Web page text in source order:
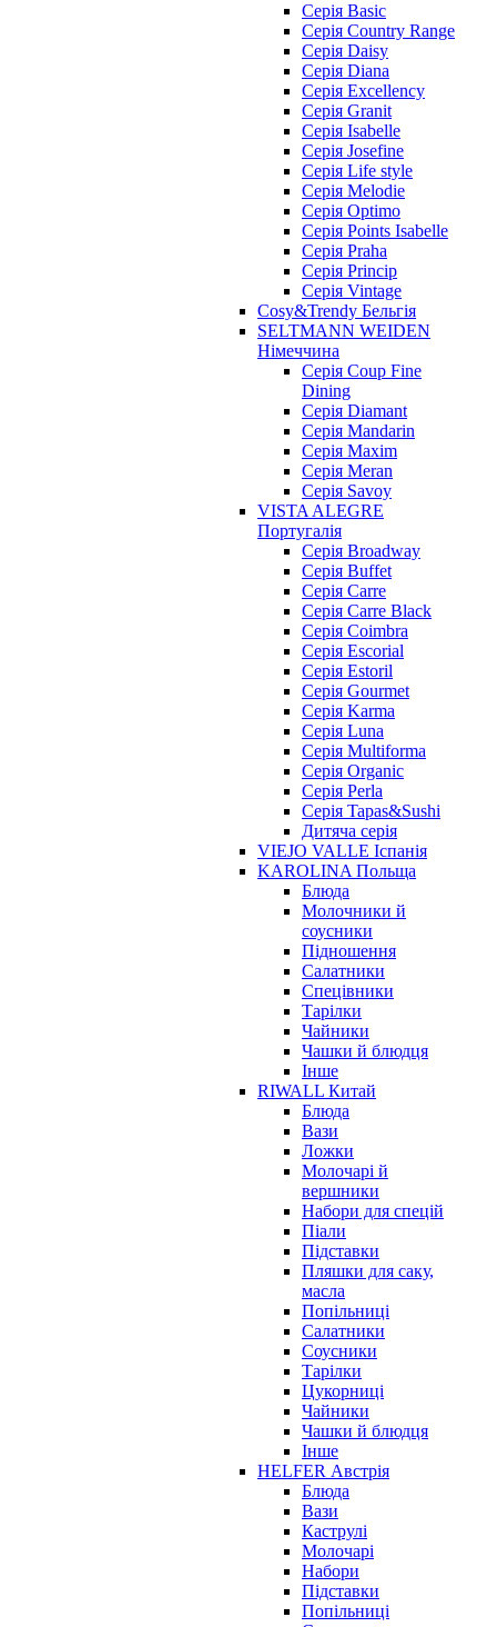
Серія Basic
Серія Country Range
Серія Daisy
Серія Diana
Серія Excellency
Серія Granit
Серія Isabelle
Серія Josefine
Серія Life style
Серія Melodie
Серія Optimo
Серія Points Isabelle
Серія Praha
Серія Princip
Серія Vintage
Cosy&Trendy Бельгія
SELTMANN WEIDEN
Німеччина
Cерія Coup Fine
Dining
Cерія Diamant
Cерія Mandarin
Cерія Maxim
Серія Meran
Серія Savoy
VISTA ALEGRE
Португалія
Серія Broadway
Серія Buffet
Серія Carre
Серія Carre Black
Серія Coimbra
Серія Escorial
Серія Estoril
Серія Gourmet
Серія Karma
Серія Luna
Серія Multiforma
Серія Organic
Серія Perla
Серія Tapas&Sushi
Дитяча серія
VIEJO VALLE Іспанія
KAROLINA Польща
Блюда
Молочники й
соусники
Підношення
Салатники
Спецівники
Тарілки
Чайники
Чашки й блюдця
Інше
RIWALL Китай
Блюда
Вази
Ложки
Молочарі й
вершники
Набори для спецій
Піали
Підставки
Пляшки для саку,
масла
Попільниці
Салатники
Соусники
Тарілки
Цукорниці
Чайники
Чашки й блюдця
Інше
HELFER Австрія
Блюда
Вази
Каструлі
Молочарі
Набори
Підставки
Попільниці